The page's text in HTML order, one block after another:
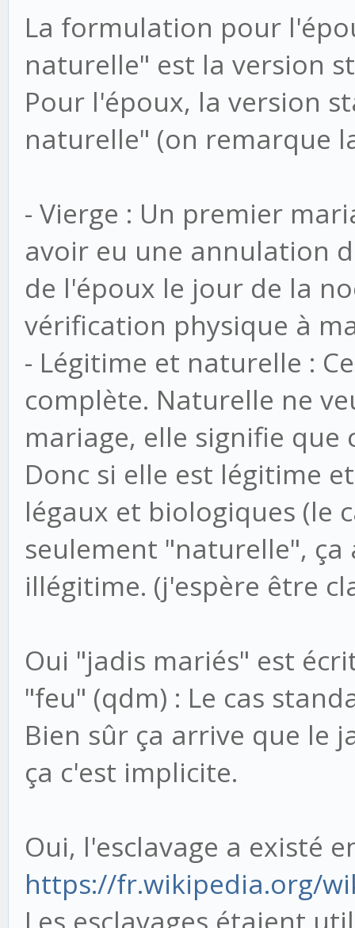
La formulation pour
naturelle" est la version
Pour l'époux, la version
naturelle" (on remarque
- Vierge : Un premier
avoir eu une annulation
de l'époux le jour de la
vérification physique à
- Légitime et naturelle :
complète. Naturelle ne
mariage, elle signifie que
Donc si elle est légitime
légaux et biologiques (le
seulement "naturelle",
illégitime. (j'espère être
Oui "jadis mariés" est
"feu" (qdm) : Le cas
Bien sûr ça arrive que le
ça c'est implicite.
Oui, l'esclavage a existé
https://fr.wikipedia.org/